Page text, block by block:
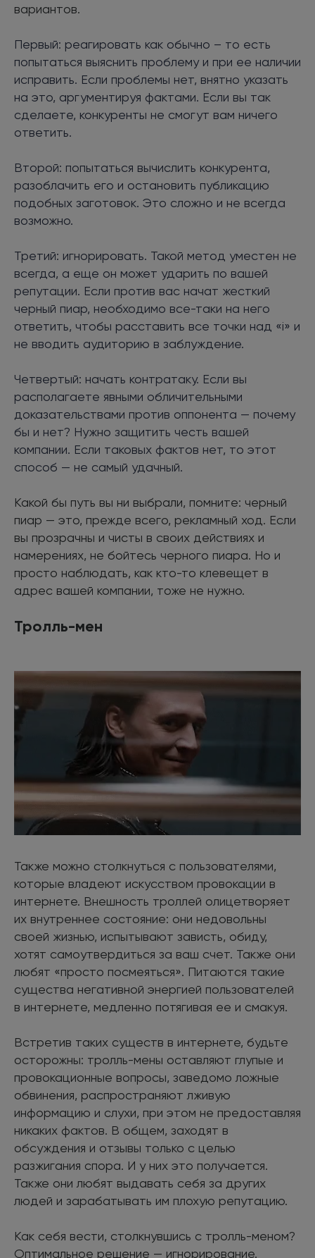
вариантов.
Первый: реагировать как обычно – то есть
попытаться выяснить проблему и при ее наличии
исправить. Если проблемы нет, внятно указать
на это, аргументируя фактами. Если вы так
сделаете, конкуренты не смогут вам ничего
ответить.
Второй: попытаться вычислить конкурента,
разоблачить его и остановить публикацию
подобных заготовок. Это сложно и не всегда
возможно.
Третий: игнорировать. Такой метод уместен не
всегда, а еще он может ударить по вашей
репутации. Если против вас начат жесткий
черный пиар, необходимо все-таки на него
ответить, чтобы расставить все точки над «i» и
не вводить аудиторию в заблуждение.
Четвертый: начать контратаку. Если вы
располагаете явными обличительными
доказательствами против оппонента — почему
бы и нет? Нужно защитить честь вашей
компании. Если таковых фактов нет, то этот
способ — не самый удачный.
Какой бы путь вы ни выбрали, помните: черный
пиар — это, прежде всего, рекламный ход. Если
вы прозрачны и чисты в своих действиях и
намерениях, не бойтесь черного пиара. Но и
просто наблюдать, как кто-то клевещет в
адрес вашей компании, тоже не нужно.
Тролль-мен
Также можно столкнуться с пользователями,
которые владеют искусством провокации в
интернете. Внешность троллей олицетворяет
их внутреннее состояние: они недовольны
своей жизнью, испытывают зависть, обиду,
хотят самоутвердиться за ваш счет. Также они
любят «просто посмеяться». Питаются такие
существа негативной энергией пользователей
в интернете, медленно потягивая ее и смакуя.
Встретив таких существ в интернете, будьте
осторожны: тролль-мены оставляют глупые и
провокационные вопросы, заведомо ложные
обвинения, распространяют лживую
информацию и слухи, при этом не предоставляя
никаких фактов. В общем, заходят в
обсуждения и отзывы только с целью
разжигания спора. И у них это получается.
Также они любят выдавать себя за других
людей и зарабатывать им плохую репутацию.
Как себя вести, столкнувшись с тролль-меном?
Оптимальное решение — игнорирование.